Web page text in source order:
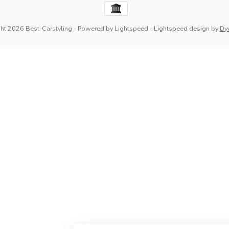
2026 Best-Carstyling - Powered by Lightspeed - Lightspeed design by